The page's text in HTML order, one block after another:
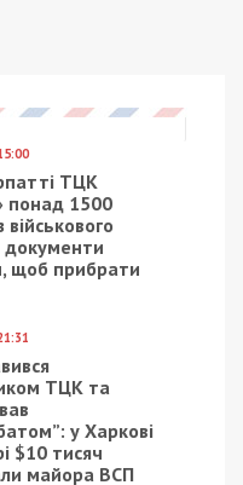
пока остались
свою работу
группы. Сейчас
статье части 2
(Нарушение правил
движения лицом,
средством,
или
повреждение. –